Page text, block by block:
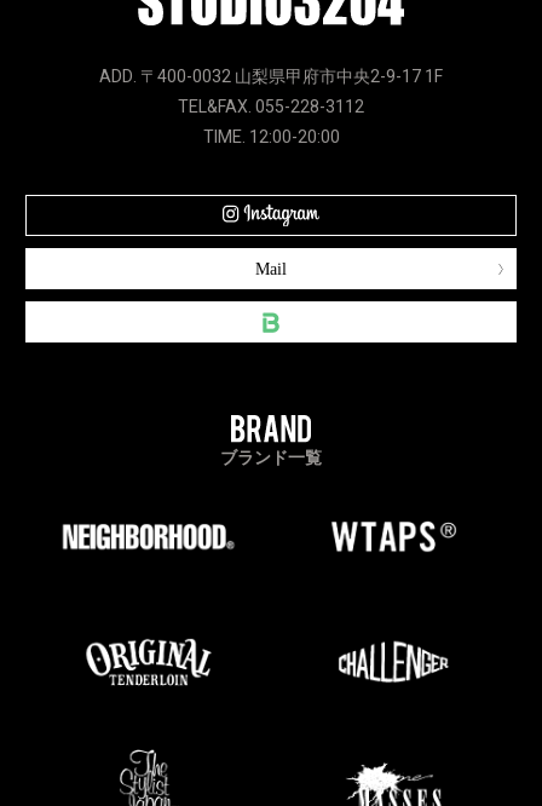
ADD. 〒400-0032 山梨県甲府市中央2-9-17 1F
TEL&FAX. 055-228-3112
TIME. 12:00-20:00
Mail
ブランド一覧